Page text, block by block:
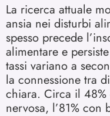
La ricerca attuale
ansia nei disturbi
spesso precede
alimentare e
tassi variano a
la connessione tra
chiara. Circa il
nervosa, l’81%